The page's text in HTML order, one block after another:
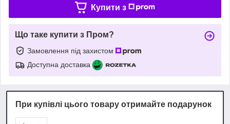
Купити з
Що таке купити з Пром?
Замовлення під захистом
Доступна доставка
При купівлі цього товару отримайте подарунок